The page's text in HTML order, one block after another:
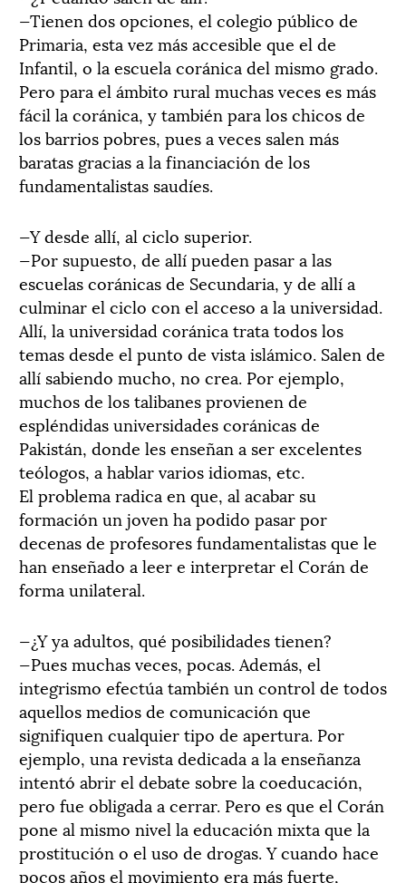
—Tienen dos opciones, el colegio público de
Primaria, esta vez más accesible que el de
Infantil, o la escuela coránica del mismo grado.
Pero para el ámbito rural muchas veces es más
fácil la coránica, y también para los chicos de
los barrios pobres, pues a veces salen más
baratas gracias a la financiación de los
fundamentalistas saudíes.
—Y desde allí, al ciclo superior.
—Por supuesto, de allí pueden pasar a las
escuelas coránicas de Secundaria, y de allí a
culminar el ciclo con el acceso a la universidad.
Allí, la universidad coránica trata todos los
temas desde el punto de vista islámico. Salen de
allí sabiendo mucho, no crea. Por ejemplo,
muchos de los talibanes provienen de
espléndidas universidades coránicas de
Pakistán, donde les enseñan a ser excelentes
teólogos, a hablar varios idiomas, etc.
El problema radica en que, al acabar su
formación un joven ha podido pasar por
decenas de profesores fundamentalistas que le
han enseñado a leer e interpretar el Corán de
forma unilateral.
—¿Y ya adultos, qué posibilidades tienen?
—Pues muchas veces, pocas. Además, el
integrismo efectúa también un control de todos
aquellos medios de comunicación que
signifiquen cualquier tipo de apertura. Por
ejemplo, una revista dedicada a la enseñanza
intentó abrir el debate sobre la coeducación,
pero fue obligada a cerrar. Pero es que el Corán
pone al mismo nivel la educación mixta que la
prostitución o el uso de drogas. Y cuando hace
pocos años el movimiento era más fuerte,